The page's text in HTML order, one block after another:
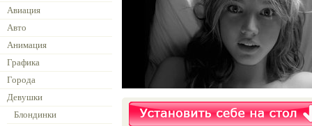
Авиация
Авто
Анимация
Графика
Города
Девушки
Блондинки